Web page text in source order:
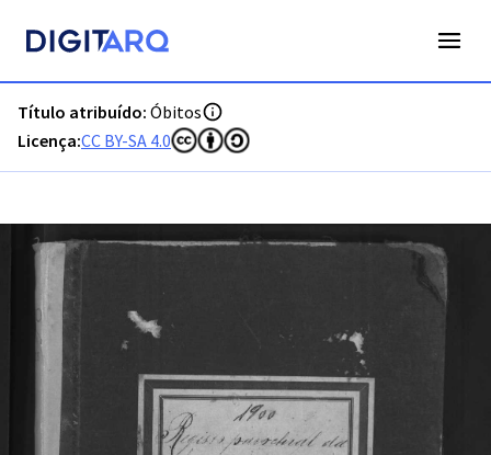
Título atribuído: Óbitos
Licença:CC BY-SA 4.0